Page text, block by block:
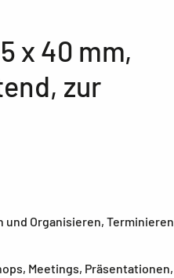
x 40 mm,
zur
und Organisieren, Terminieren
Meetings, Präsentationen,